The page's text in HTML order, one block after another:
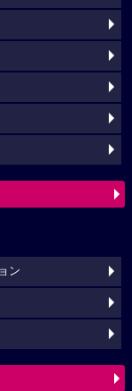
ン